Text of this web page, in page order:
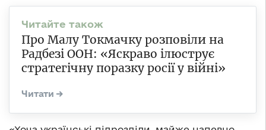
Про Малу Токмачку розповіли на
Радбезі ООН: «Яскраво ілюструє
стратегічну поразку росії у війні»